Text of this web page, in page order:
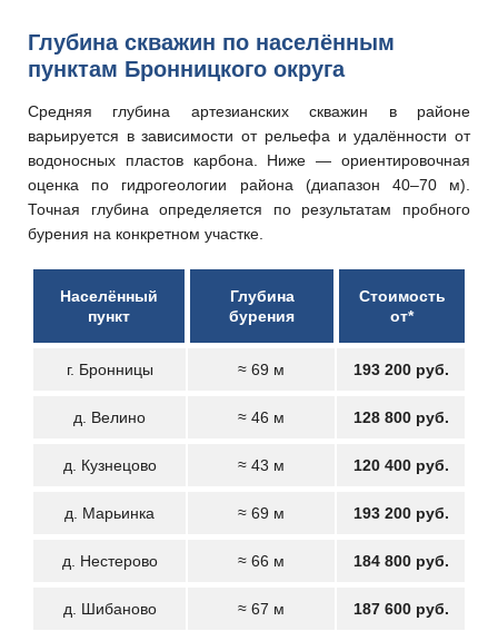
Глубина скважин по населённым
пунктам Бронницкого округа
Средняя глубина артезианских скважин в районе
варьируется в зависимости от рельефа и удалённости от
водоносных пластов карбона. Ниже — ориентировочная
оценка по гидрогеологии района (диапазон 40–70 м).
Точная глубина определяется по результатам пробного
бурения на конкретном участке.
Населённый
пункт
Глубина
бурения
Стоимость
от*
г. Бронницы ≈ 69 м 193 200 руб.
д. Велино ≈ 46 м 128 800 руб.
д. Кузнецово ≈ 43 м 120 400 руб.
д. Марьинка ≈ 69 м 193 200 руб.
д. Нестерово ≈ 66 м 184 800 руб.
д. Шибаново ≈ 67 м 187 600 руб.